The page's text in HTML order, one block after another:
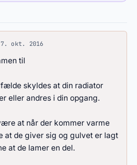
okt. 2016
til
skyldes at din radiator
eller andres i din opgang.
at når der kommer varme
at de giver sig og gulvet er lagt
at de lamer en del.